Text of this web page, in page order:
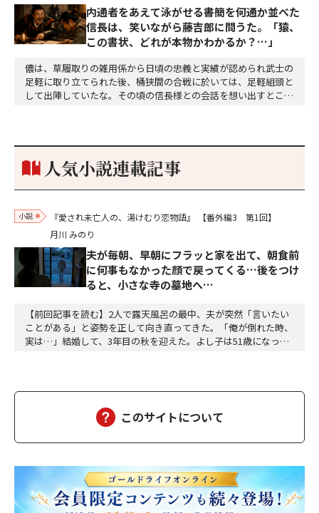
内通者をあえて泳がせる――書簡を何通か並べた
信長は、笑いながら藤吉郎に問うた。「猿、
この書状、どれが本物かわかるか？…」
儂は、草履取りの雑用係から日頃の忠義と実績が認められ武士の
足軽に取り立てられた後、桶狭間の合戦に於いては、足軽組頭と
して出陣していたな。その頃の信長様との会話を想い出すとこん
り。どうして勝てたのか、未だにわかりません。…
人気小説連載記事
小説 『愛され未亡人の、湯けむり恋物語』
【番外編3 第1回】
月川 みのり
夫が毎朝、早朝にフラッと家を出て、朝食前
に何事もなかった顔で戻ってくる…後をつけ
ると、小さな寺の墓地へ…
【前回記事を読む】2人で露天風呂の最中、夫が突然「言いたい
ことがある」と姿勢を正して向き直ってきた。「俺が倒れた時、
実は…」結婚して、3年目の秋を迎えた。よし子は51歳になっ
ん、幸せになった）夫の雅彦は、相変わらず口数は多くな…
このサイトについて